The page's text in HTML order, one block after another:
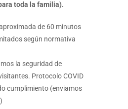
toda la familia).
de 60 minutos
según normativa
la seguridad de
Protocolo COVID
cumplimiento (enviamos